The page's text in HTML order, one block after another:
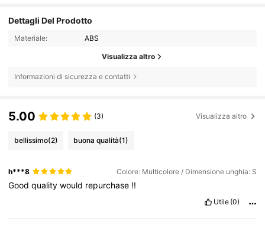
Dettagli Del Prodotto
Materiale: ABS
Visualizza altro
Informazioni di sicurezza e contatti
5.00 (3) Visualizza altro
bellissimo(2) buona qualità(1)
h***8 Colore: Multicolore / Dimensione unghia: S
Goodqualitywould repurchase !!
Utile (0)